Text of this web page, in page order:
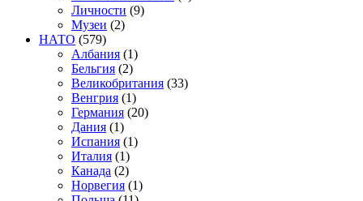
Личности (9)
Музеи (2)
НАТО (579)
Албания (1)
Бельгия (2)
Великобритания (33)
Венгрия (1)
Германия (20)
Дания (1)
Испания (1)
Италия (1)
Канада (2)
Норвегия (1)